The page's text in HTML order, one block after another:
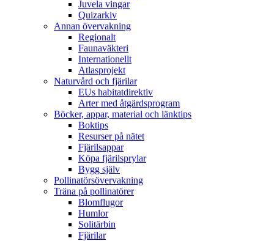
Juvela vingar
Quizarkiv
Annan övervakning
Regionalt
Faunaväkteri
Internationellt
Atlasprojekt
Naturvård och fjärilar
EUs habitatdirektiv
Arter med åtgärdsprogram
Böcker, appar, material och länktips
Boktips
Resurser på nätet
Fjärilsappar
Köpa fjärilsprylar
Bygg själv
Pollinatörsövervakning
Träna på pollinatörer
Blomflugor
Humlor
Solitärbin
Fjärilar